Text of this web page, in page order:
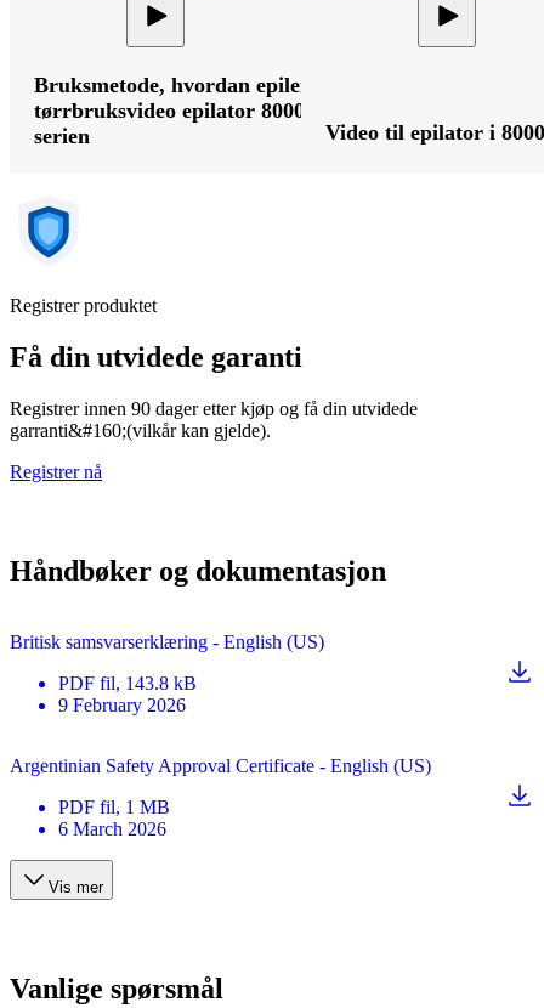
Bruksmetode, hvordan epilere,
tørrbruksvideo epilator 8000-
serien
Video til epilator i
Registrer produktet
Få din utvidede garanti
Registrer innen 90 dager etter kjøp og få din utvidede
garranti&#160;(vilkår kan gjelde).
Registrer nå
Håndbøker og dokumentasjon
Britisk samsvarserklæring - English (US)
PDF fil, 143.8 kB
9 February 2026
Argentinian Safety Approval Certificate - English (US)
PDF fil, 1 MB
6 March 2026
Vis mer
Vanlige spørsmål